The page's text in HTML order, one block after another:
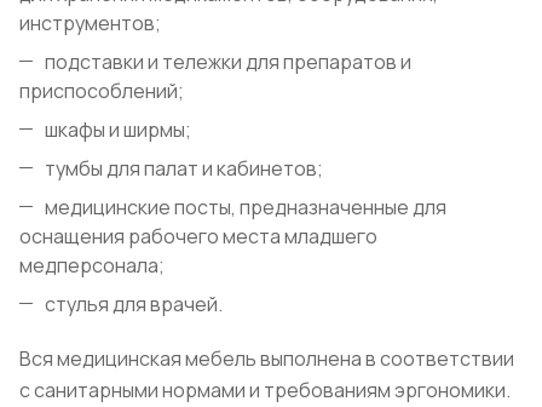
инструментов;
подставки и тележки для препаратов и
приспособлений;
шкафы и ширмы;
тумбы для палат и кабинетов;
медицинские посты, предназначенные для
оснащения рабочего места младшего
медперсонала;
стулья для врачей.
Вся медицинская мебель выполнена в соответствии
с санитарными нормами и требованиям эргономики.